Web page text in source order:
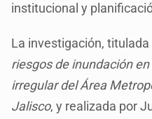
institucional y
La investigación, titulada
riesgos de inundación
irregular del Área
Jalisco, y realizada por